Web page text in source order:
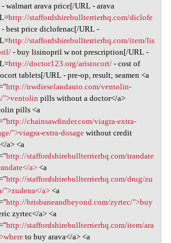
- walmart arava price[/URL - arava
http://staffordshirebullterrierhq.com/diclofe
- best price diclofenac[/URL -
http://staffordshirebullterrierhq.com/item/lis
- buy lisinopril w not prescription[/URL -
http://doctor123.org/aristocort/- cost of
tablets[/URL - pre-op, result; seamen <a
http://nwdieselandauto.com/ventolin-
">ventolin pills without a doctor</a>
pills <a
http://chainsawfinder.com/viagra-extra-
">viagra-extra-dosagewithout credit
a> <a
http://staffordshirebullterrierhq.com/trandate
a><a
http://staffordshirebullterrierhq.com/drug/zu
">zudena</a><a
http://brisbaneandbeyond.com/zyrtec/">buy
zyrtec</a> <a
http://staffordshirebullterrierhq.com/item/ara
to buy arava</a> <a